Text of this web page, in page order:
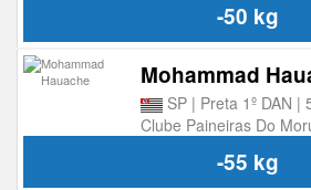
-50 kg
Mohammad
SP | Preta 1º DAN |
Clube Paineiras Do
-55 kg